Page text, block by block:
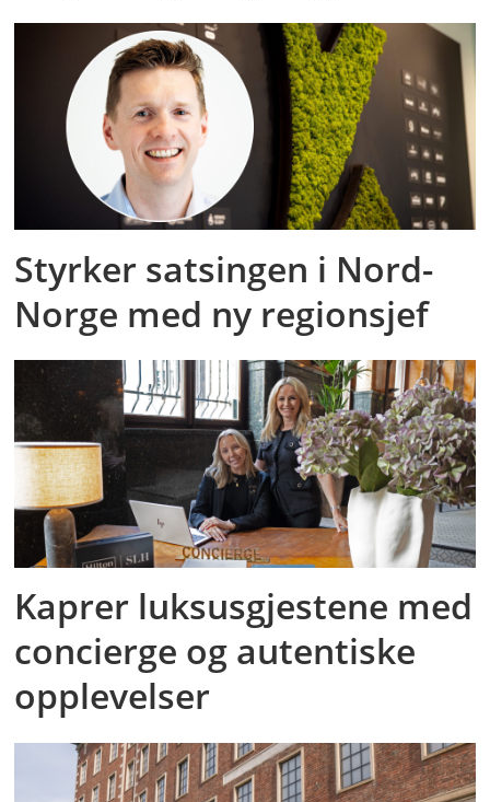
Styrker satsingen i Nord-
Norge med ny regionsjef
Kaprer luksusgjestene med
concierge og autentiske
opplevelser